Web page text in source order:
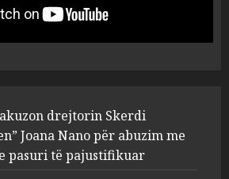
“bosen” Joana Nano për
abuzim me fondet publike dhe
pasuri të pajustifikuar
Apolonia- Gramshi, nis
procedim penal për Koço
Kokëdhimën (VIDEO)
MARCH 27, 2025
drejtorin Skerdi
Joana Nano për abuzim me
pasuri të pajustifikuar